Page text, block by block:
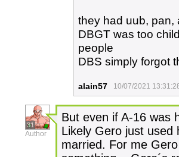
they had uub, pan,
DBGT was too
people
DBS simply forgot
alain57 10/07/2021
31
Author
But even if A-16 was
Likely Gero just used
married. For me